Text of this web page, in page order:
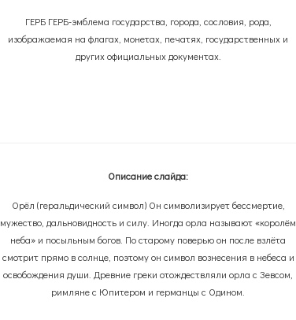
ГЕРБ ГЕРБ-эмблема государства, города, сословия, рода,
изображаемая на флагах, монетах, печатях, государственных и
других официальных документах.
Описание слайда:
Орёл (геральдический символ) Он символизирует бессмертие,
мужество, дальновидность и силу. Иногда орла называют «королём
неба» и посыльным богов. По старому поверью он после взлёта
смотрит прямо в солнце, поэтому он символ вознесения в небеса и
освобождения души. Древние греки отождествляли орла с Зевсом,
римляне с Юпитером и германцы с Одином.